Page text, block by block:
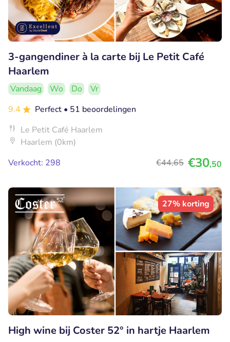
3-gangendiner à la carte bij Le Petit Café
Haarlem
Vandaag Wo Do
Vr
9.4
Perfect • 51 beoordelingen
Le Petit Café Haarlem
Haarlem (0km)
Verkocht: 298
€44,65 €30,50
27% korting
High wine bij Coster 52° in hartje Haarlem